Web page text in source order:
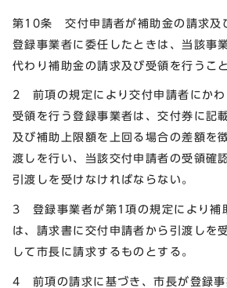
第10条 交付申請者が補助金の請求及
登録事業者に委任したときは、当該事
代わり補助金の請求及び受領を行うこ
2 前項の規定により交付申請者にかわ
受領を行う登録事業者は、交付券に記
及び補助上限額を上回る場合の差額を
渡しを行い、当該交付申請者の受領確
引渡しを受けなければならない。
3 登録事業者が第1項の規定により補
は、請求書に交付申請者から引渡しを
して市長に請求するものとする。
4 前項の請求に基づき、市長が登録事